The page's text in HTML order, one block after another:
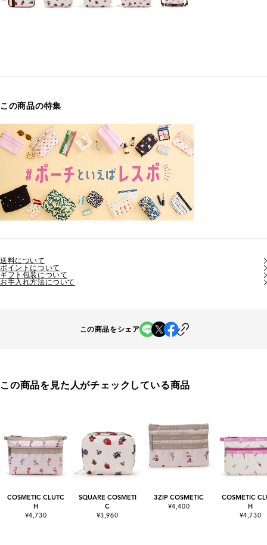
この商品の特集
送料について
ポイントについて
ギフト包装について
お手入れ方法について
この商品をシェア
この商品を見た人がチェックしている商品
COSMETIC CLUTC
H
¥4,730
SQUARE COSMETI
C
¥3,960
3ZIP COSMETIC
¥4,400
COSMETIC
H
¥4,730